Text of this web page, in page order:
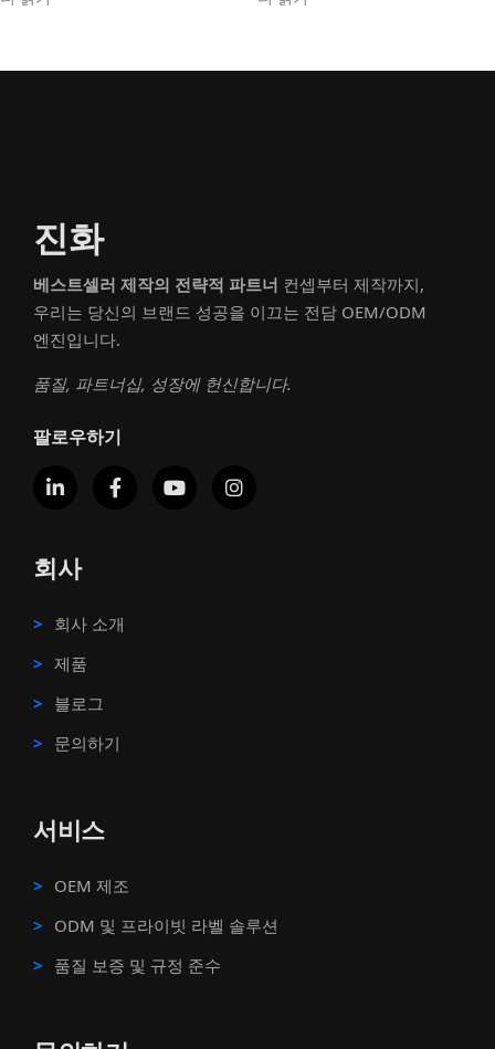
진화
베스트셀러 제작의 전략적 파트너 컨셉부터 제작까지,
우리는 당신의 브랜드 성공을 이끄는 전담 OEM/ODM
엔진입니다.
품질, 파트너십, 성장에 헌신합니다.
팔로우하기
회사
회사 소개
제품
블로그
문의하기
서비스
OEM 제조
ODM 및 프라이빗 라벨 솔루션
품질 보증 및 규정 준수